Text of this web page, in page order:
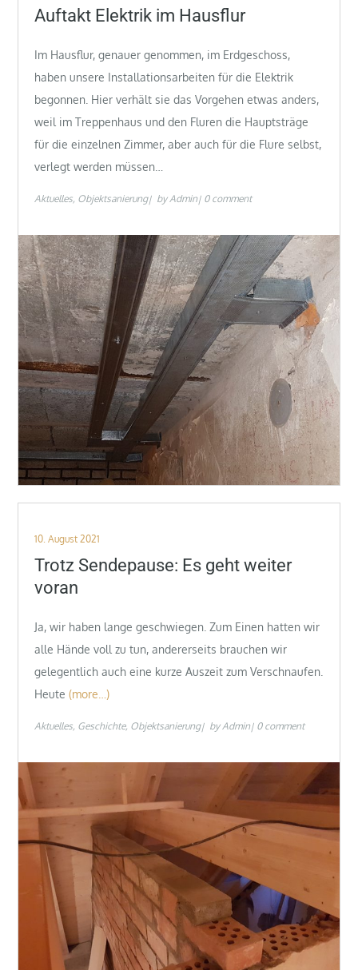
on
Auftakt Elektrik im Hausflur
Im Hausflur, genauer genommen, im Erdgeschoss,
haben unsere Installationsarbeiten für die Elektrik
begonnen. Hier verhält sie das Vorgehen etwas anders,
weil im Treppenhaus und den Fluren die Hauptsträge
für die einzelnen Zimmer, aber auch für die Flure selbst,
verlegt werden müssen…
Aktuelles Objektsanierung byAdmin 0 comment
Posted
on
10. August 2021
Trotz Sendepause: Es geht weiter
voran
Ja, wir haben lange geschwiegen. Zum Einen hatten wir
alle Hände voll zu tun, andererseits brauchen wir
gelegentlich auch eine kurze Auszeit zum Verschnaufen.
Heute (more…)
Aktuelles Geschichte Objektsanierung by Admin 0 comment